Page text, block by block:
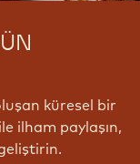
küresel bir
ilham paylaşın,